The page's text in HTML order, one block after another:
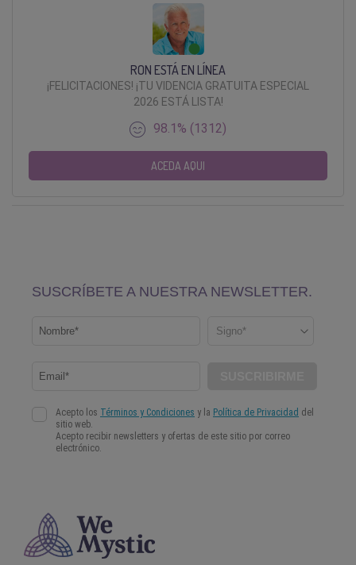
RON ESTÁ EN LÍNEA
¡FELICITACIONES! ¡TU VIDENCIA GRATUITA ESPECIAL
2026 ESTÁ LISTA!
98.1% (1312)
ACEDA AQUI